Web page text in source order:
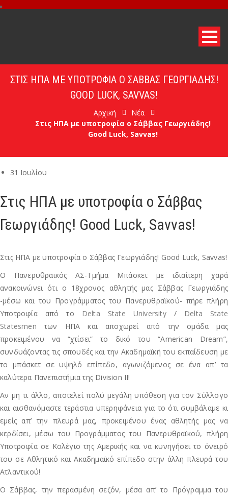
ΣΤΙΣ ΗΠΑ ΜΕ ΥΠΟΤΡΟΦΊΑ Ο ΣΆΒΒΑΣ ΓΕΩΡΓΙΆΔΗΣ!
GOOD LUCK, SAVVAS!
Αρχική
Νέα
Στις ΗΠΑ με υποτροφία ο Σάββας Γεωργιάδης!
Good Luck, Savvas!
31 Ιουλίου
Στις ΗΠΑ με υποτροφία ο Σάββας
Γεωργιάδης! Good Luck, Savvas!
Στις ΗΠΑ με υποτροφία ο Σάββας Γεωργιάδης! Good Luck, Savvas!
Ο Πανερυθραικός ΑΣ-Τμήμα Μπάσκετ με ιδιαίτερη χαρά
ανακοινώνει ότι ο 18χρονος αθλητής μας Σάββας Γεωργιάδης
-μέσω και του Προγράμματος του Πανερυθραϊκού- πήρε πλήρη
Υποτροφία από το Delta State University/ Delta State
Statesmen των ΗΠΑ και αποχωρεί από την ομάδα μας
προκειμένου να “χτίσει” το δικό του “American Dream”,
συνδυάζοντας τις σπουδές και την Ακαδημαϊκή του εκπαίδευση με
το μπάσκετ σε υψηλό επίπεδο, αγωνιζόμενος σε ένα απ’ τα
καλύτερα Πανεπιστήμια της Division II!
Αν μη τι άλλο, αποτελεί πολύ μεγάλη υπόθεση για τον Σύλλογο
και αισθανόμαστε τεράστια υπερηφάνεια για το ότι συμβάλαμε κι
εμείς απ’ την πλευρά μας, προκειμένου ένας αθλητής μας να
κερδίσει, μέσω του Προγράμματος του Πανερυθραϊκού, πλήρη
Υποτροφία σε Κολέγιο της Αμερικής και να κυνηγήσει το όνειρό
του σε Αθλητικό και Ακαδημαϊκό επίπεδο στην άλλη πλευρά του
Ατλαντικού!
Ο Σάββας, την περασμένη σεζόν, μέσα απ’ το Πρόγραμμα του